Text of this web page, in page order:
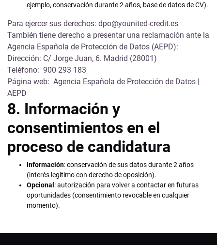
ejemplo, conservación durante 2 años, base de datos de CV).
Para ejercer sus derechos: dpo@younited-credit.es
También tiene derecho a presentar una reclamación ante la
Agencia Española de Protección de Datos (AEPD):
Dirección: C/ Jorge Juan, 6. Madrid (28001)
Teléfono: 900 293 183
Página web: Agencia Española de Protección de Datos |
AEPD
8. Información y
consentimientos en el
proceso de candidatura
Información: conservación de sus datos durante 2 años
(interés legítimo con derecho de oposición).
Opcional : autorización para volver a contactar en futuras
oportunidades (consentimiento revocable en cualquier
momento).